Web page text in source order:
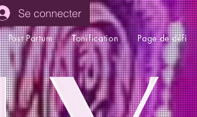
Se connecter
Post Partum Tonification Page de défi